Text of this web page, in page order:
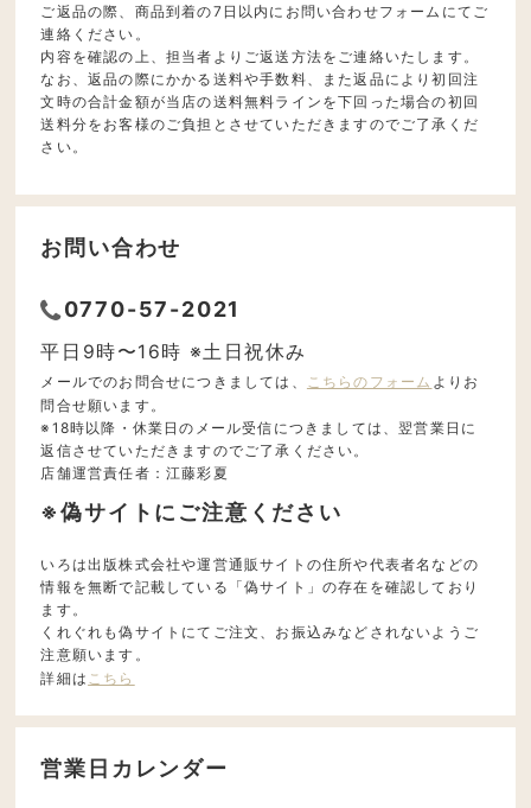
ご返品の際、商品到着の7日以内にお問い合わせフォームにてご
連絡ください。
内容を確認の上、担当者よりご返送方法をご連絡いたします。
なお、返品の際にかかる送料や手数料、また返品により初回注
文時の合計金額が当店の送料無料ラインを下回った場合の初回
送料分をお客様のご負担とさせていただきますのでご了承くだ
さい。
お問い合わせ
0770-57-2021
平日9時〜16時 ※土日祝休み
メールでのお問合せにつきましては、 こちらのフォーム よりお
問合せ願います。
※18時以降・休業日のメール受信につきましては、翌営業日に
返信させていただきますのでご了承ください。
店舗運営責任者：江藤彩夏
※偽サイトにご注意ください
いろは出版株式会社や運営通販サイトの住所や代表者名などの
情報を無断で記載している「偽サイト」の存在を確認しており
ます。
くれぐれも偽サイトにてご注文、お振込みなどされないようご
注意願います。
詳細は こちら
営業日カレンダー